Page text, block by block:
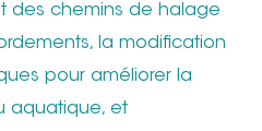
des chemins de halage
la modification
pour améliorer la
aquatique, et